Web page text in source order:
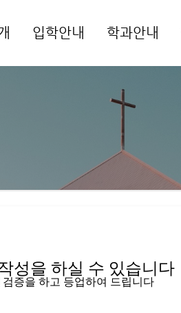
입학안내 학과안내
성을 하실 수 있습니다
검증을 하고 등업하여 드립니다